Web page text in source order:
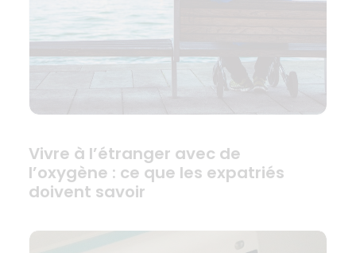
Vivre à l’étranger avec de
l’oxygène : ce que les expatriés
doivent savoir